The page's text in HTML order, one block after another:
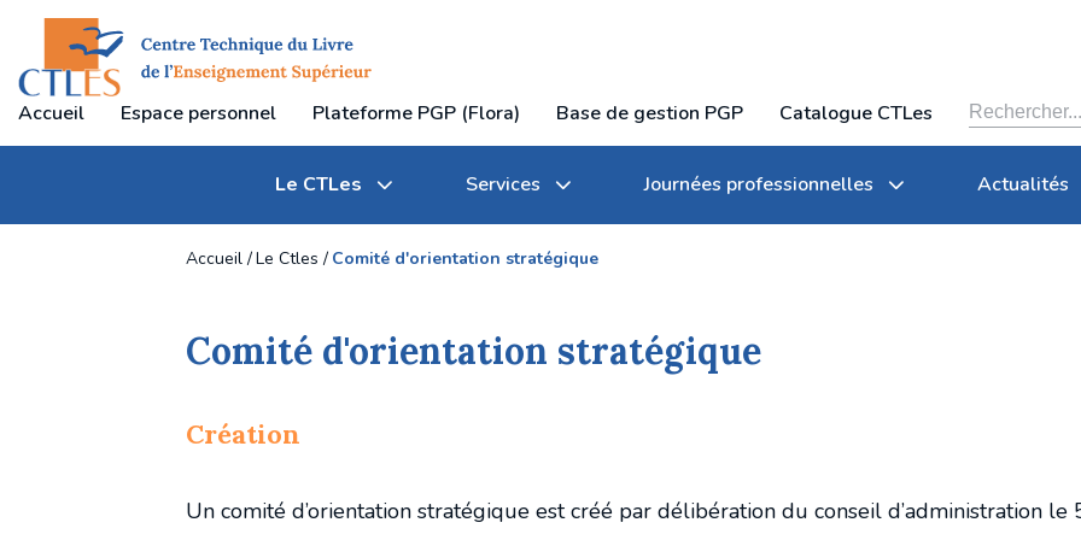
Accueil Espace personnel Plateforme PGP (Flora) Base de gestion PGP Catalogue CTLes
Le CTLes
Qu'est-ce que le CTLes ? Organigramme
Services
Transferts et gestion des documents Conservation partagée
Journées professionnelles
Journées professionnelles du CTLes Archives des journées professionnelles du CTLes
Actualités
Accueil Le Ctles Comité d'orientation stratégique
Comité d'orientation stratégique
Création
Un comité d’orientation stratégique est créé par délibération du conseil d’administration